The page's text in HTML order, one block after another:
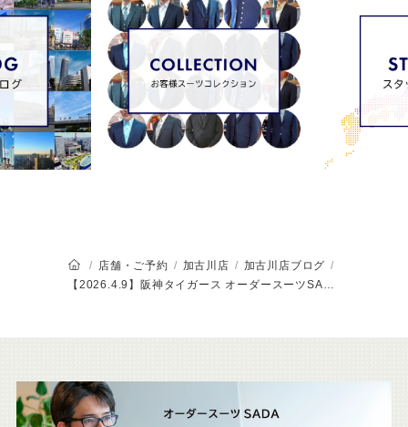
オーダースーツSADAのトップページ
店舗・ご予約 加古川店
加古川店ブログ
【2026.4.9】阪神タイガース オーダースーツSADA Dayを開催いたします！
こ